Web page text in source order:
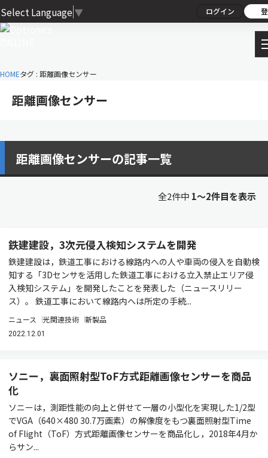
Select Language ▼ ログイン
HOMEタグ : 距離画像センサー
距離画像センサー
距離画像センサーの記事一覧
全2件中 1〜2件目を表示
鉄建建設，3次元侵入検知システムを開発
鉄建建設は，鉄道工事における線路内への人や車両の侵入を自動検
知する「3Dセンサを活用した鉄道工事における立入禁止エリア侵
入検知システム」を開発したことを発表した（ニュースリリー
ス）。 鉄道工事において線路内へは所定の手続...
ニュース 光関連技術 新製品
2022.12.01
ソニー，裏面照射型ToF方式距離画像センサーを商品
化
ソニーは，測距性能の向上と併せて一層の小型化を実現した1/2型
でVGA（640×480 30.7万画素）の解像度をもつ裏面照射型Time
of Flight（ToF）方式距離画像センサーを商品化し，2018年4月か
らサン...